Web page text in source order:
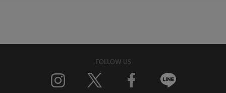
FOLLOW US